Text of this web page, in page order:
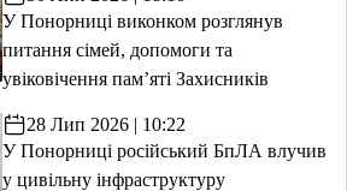
У Понорниці виконком розглянув
питання сімей, допомоги та
увіковічення пам’яті Захисників
28 Лип 2026 | 10:22
У Понорниці російський БпЛА влучив
у цивільну інфраструктуру